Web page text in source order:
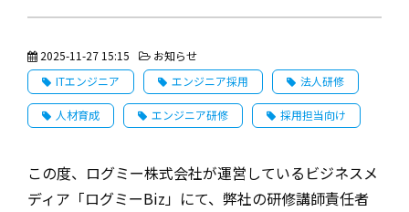
2025-11-27 15:15
お知らせ
ITエンジニア
エンジニア採用 法人研修
人材育成 エンジニア研修 採用担当向け
この度、ログミー株式会社が運営しているビジネスメ
ディア「ログミーBiz」にて、弊社の研修講師責任者